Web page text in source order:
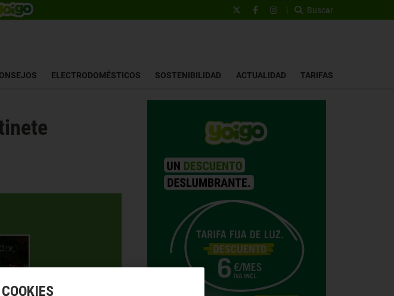
| Buscar
ELECTRODOMÉSTICOS SOSTENIBILIDAD ACTUALIDAD TARIFAS